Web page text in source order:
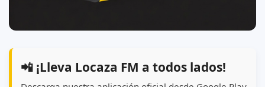
📲 ¡Lleva Locaza FM a todos lados!